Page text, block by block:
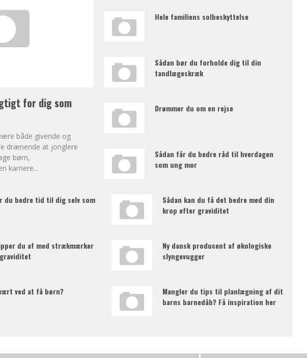
for dig som
både givende og
drænende at jonglere
børn,
karriere...
Hele familiens solbeskyttelse
Sådan bør du forholde dig til din
tandlægeskræk
Drømmer du om en rejse
Sådan får du bedre råd til hverdagen
som ung mor
du bedre tid til dig selv som
Sådan kan du få det bedre med din
krop efter graviditet
du af med strækmærker
Ny dansk producent af økologiske
slyngevugger
ved at få børn?
Mangler du tips til planlægning af dit
barns barnedåb? Få inspiration her